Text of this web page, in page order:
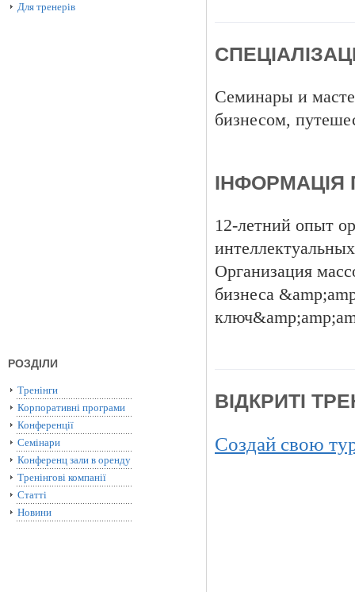
Для тренерів
РОЗДІЛИ
Тренінги
Корпоративні програми
Конференції
Семінари
Конференц зали в оренду
Тренінгові компанії
Статті
Новини
Семинары и
бизнесом,
12-летний опыт
Организация
бизнеса
ВІДКРИТІ
Создай свою